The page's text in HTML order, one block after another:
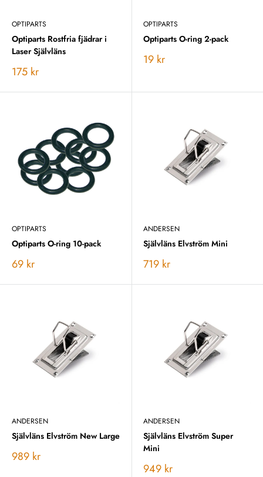
OPTIPARTS
Optiparts Rostfria fjädrar i
Laser Självläns
Vårt
175 kr
OPTIPARTS
Optiparts O-ring 2-pack
Vårt
19 kr
OPTIPARTS
Optiparts O-ring 10-pack
Vårt
69 kr
ANDERSEN
Självläns Elvström Mini
Vårt
719 kr
ANDERSEN
Självläns Elvström New Large
Vårt
989 kr
ANDERSEN
Självläns Elvström Super
Mini
Vårt
949 kr